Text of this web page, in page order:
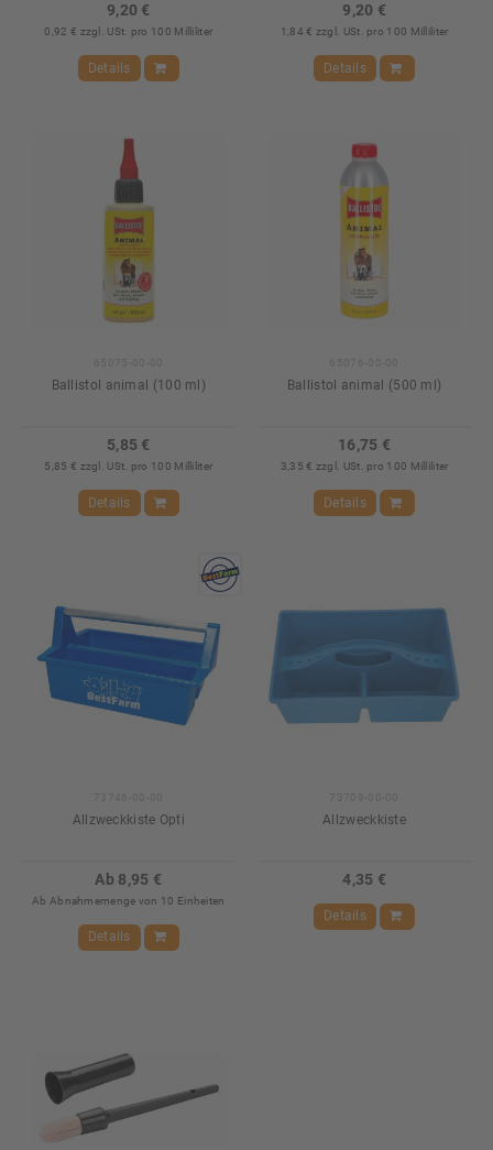
9,20 €
0,92 € zzgl. USt. pro 100 Milliliter
Details
9,20 €
1,84 € zzgl. USt. pro 100 Milliliter
Details
Ballistol animal (100 ml)
5,85 €
5,85 € zzgl. USt. pro 100 Milliliter
Details
Ballistol animal (500 ml)
16,75 €
3,35 € zzgl. USt. pro 100 Milliliter
Details
Allzweckkiste Opti
Ab 8,95 €
Ab Abnahmemenge von 10 Einheiten
Details
Allzweckkiste
4,35 €
Details